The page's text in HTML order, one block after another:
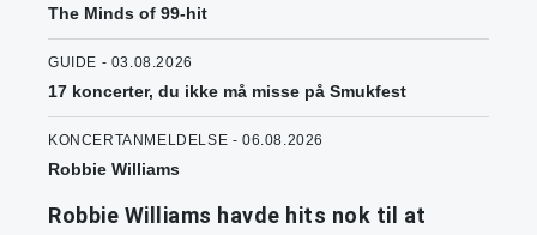
The Minds of 99-hit
GUIDE - 03.08.2026
17 koncerter, du ikke må misse på Smukfest
KONCERTANMELDELSE - 06.08.2026
Robbie Williams
Robbie Williams havde hits nok til at